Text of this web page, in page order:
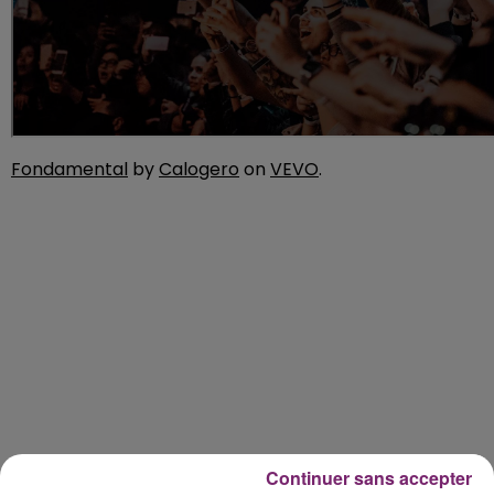
Fondamental byCalogero on VEVO.
Continuer sans accepter